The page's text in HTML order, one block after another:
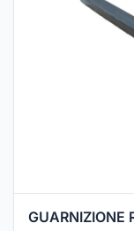
GUARNIZIONE